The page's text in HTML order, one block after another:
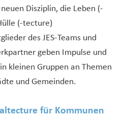
Disziplin, die Leben (-
(-tecture)
des JES-Teams und
geben Impulse und
kleinen Gruppen an Themen
und Gemeinden.
für Kommunen